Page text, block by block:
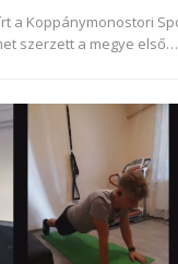
a Koppánymonostori
szerzett a megye első…